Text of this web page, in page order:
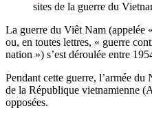
sites de la guerre du
La guerre du Viêt Nam (appelée
ou, en toutes lettres, « guerre
nation ») s’est déroulée entre
Pendant cette guerre, l’armée
de la République vietnamienne
opposées.